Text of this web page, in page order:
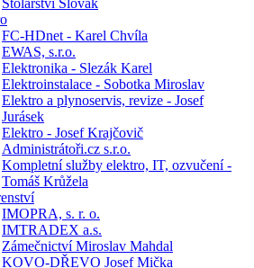
Stolářství Slovák
FC-HDnet - Karel Chvíla
EWAS, s.r.o.
Elektronika - Slezák Karel
Elektroinstalace - Sobotka Miroslav
Elektro a plynoservis, revize - Josef
Jurásek
Elektro - Josef Krajčovič
Administrátoři.cz s.r.o.
Kompletní služby elektro, IT, ozvučení -
Tomáš Krůžela
IMOPRA, s. r. o.
IMTRADEX a.s.
Zámečnictví Miroslav Mahdal
KOVO-DŘEVO Josef Mička